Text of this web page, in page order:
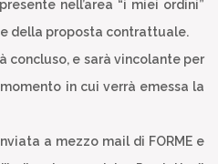
nell’area “i miei ordini”
della proposta contrattuale.
concluso, e sarà vincolante per
in cui verrà emessa la
a mezzo mail di FORME e